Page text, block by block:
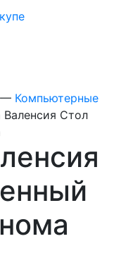
— Компьютерные
Стол